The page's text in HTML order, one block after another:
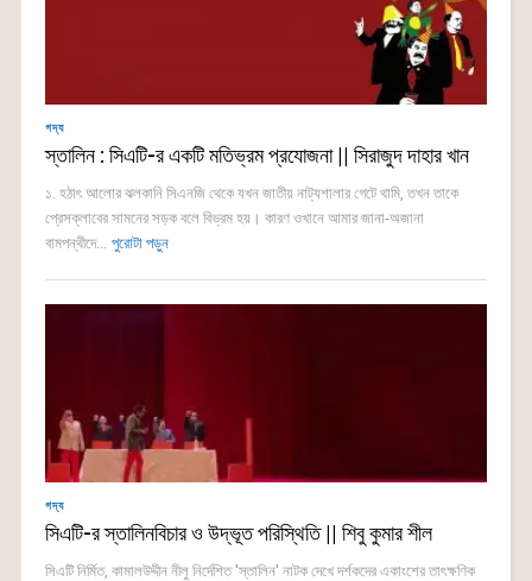
গদ্য
স্তালিন : সিএটি-র একটি মতিভ্রম প্রযোজনা || সিরাজুদ দাহার খান
১. হঠাৎ আলোর ঝলকানি সিএনজি থেকে যখন জাতীয় নাট্যশালার গেটে থামি, তখন তাকে
প্রেসক্লাবের সামনের সড়ক বলে বিভ্রম হয়। কারণ ওখানে আমার জানা-অজানা
বামপন্থীদে... পুরোটা পড়ুন
গদ্য
সিএটি-র স্তালিনবিচার ও উদ্ভূত পরিস্থিতি || শিবু কুমার শীল
সিএটি নির্মিত, কামালউদ্দীন নীলু নির্দেশিত 'স্তালিন' নাটক দেখে দর্শকদের একাংশের তাৎক্ষণিক